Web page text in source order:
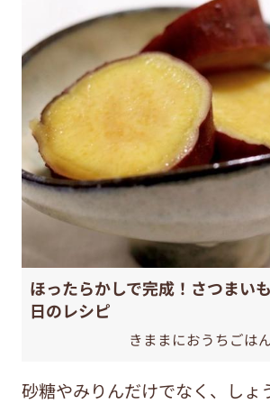
ほったらかしで完成！さつまい
日のレシピ
きままにおうちごは
砂糖やみりんだけでなく、しょ